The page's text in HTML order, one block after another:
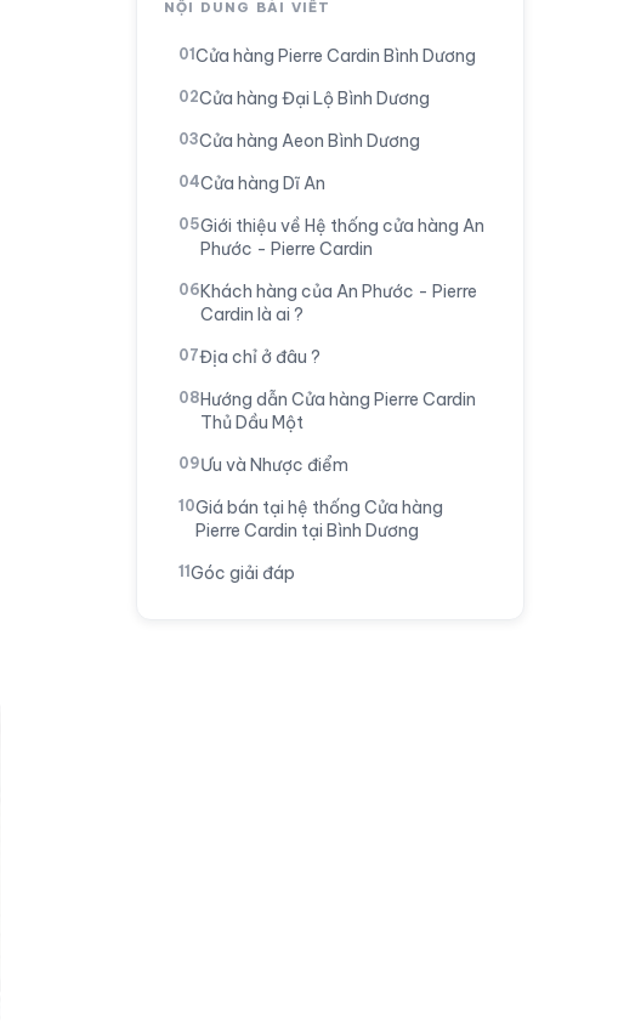
NỘI DUNG BÀI VIẾT
Cửa hàng Pierre Cardin Bình Dương
Cửa hàng Đại Lộ Bình Dương
Cửa hàng Aeon Bình Dương
Cửa hàng Dĩ An
Giới thiệu về Hệ thống cửa hàng An
Phước - Pierre Cardin
Khách hàng của An Phước - Pierre
Cardin là ai ?
Địa chỉ ở đâu ?
Hướng dẫn Cửa hàng Pierre Cardin
Thủ Dầu Một
Ưu và Nhược điểm
Giá bán tại hệ thống Cửa hàng
Pierre Cardin tại Bình Dương
Góc giải đáp